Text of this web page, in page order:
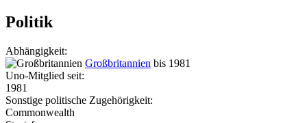
Politik
Abhängigkeit:
Großbritannien bis 1981
Uno-Mitglied seit:
1981
Sonstige politische Zugehörigkeit:
Commonwealth